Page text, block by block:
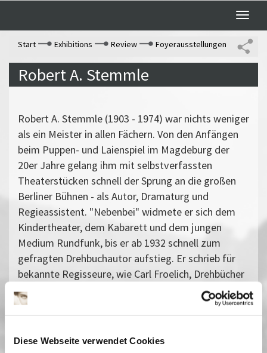
Diese Webseite verwendet Cookies
Toggle
Start
Exhibitions Review Foyerausstellungen
Robert A. Stemmle
Robert A. Stemmle (1903 - 1974) war nichts weniger
als ein Meister in allen Fächern. Von den Anfängen
beim Puppen- und Laienspiel im Magdeburg der
20er Jahre gelang ihm mit selbstverfassten
Theaterstücken schnell der Sprung an die großen
Berliner Bühnen - als Autor, Dramaturg und
Regieassistent. "Nebenbei" widmete er sich dem
Kindertheater, dem Kabarett und dem jungen
Medium Rundfunk, bis er ab 1932 schnell zum
gefragten Drehbuchautor aufstieg. Er schrieb für
bekannte Regisseure, wie Carl Froelich, Drehbücher
und inszenierte ab 1934 viele Filme selbst. Nach
Kriegsende arbeitete er wieder verstärkt an
Sendeleiter der berliner Hörspielabteilung des